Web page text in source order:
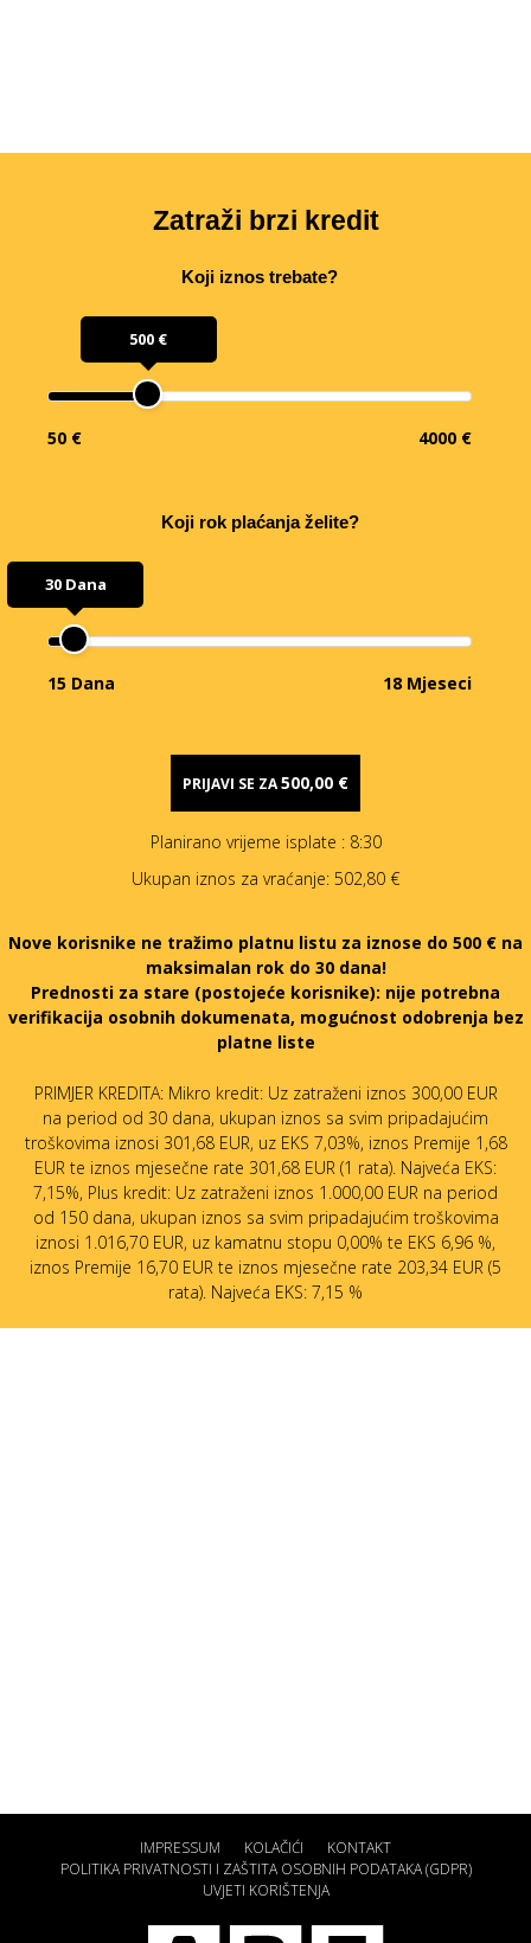
Zatraži brzi kredit
Koji iznos trebate?
500 €
50 € 4000 €
Koji rok plaćanja želite?
30 Dana
15 Dana 18 Mjeseci
PRIJAVI SE ZA500,00 €
Planirano vrijeme isplate : 8:30
Ukupan iznos za vraćanje: 502,80 €
Nove korisnike ne tražimo platnu listu za iznose do 500 € na
maksimalan rok do 30 dana!
Prednosti za stare (postojeće korisnike): nije potrebna
verifikacija osobnih dokumenata, mogućnost odobrenja bez
platne liste
PRIMJER KREDITA: Mikro kredit: Uz zatraženi iznos 300,00 EUR
na period od 30 dana, ukupan iznos sa svim pripadajućim
troškovima iznosi 301,68 EUR, uz EKS 7,03%, iznos Premije 1,68
EUR te iznos mjesečne rate 301,68 EUR (1 rata). Najveća EKS:
7,15%, Plus kredit: Uz zatraženi iznos 1.000,00 EUR na period
od 150 dana, ukupan iznos sa svim pripadajućim troškovima
iznosi 1.016,70 EUR, uz kamatnu stopu 0,00% te EKS 6,96 %,
iznos Premije 16,70 EUR te iznos mjesečne rate 203,34 EUR (5
rata). Najveća EKS: 7,15 %
IMPRESSUM KOLAČIĆI
KONTAKT
POLITIKA PRIVATNOSTI I ZAŠTITA OSOBNIH PODATAKA (GDPR)
UVJETI KORIŠTENJA